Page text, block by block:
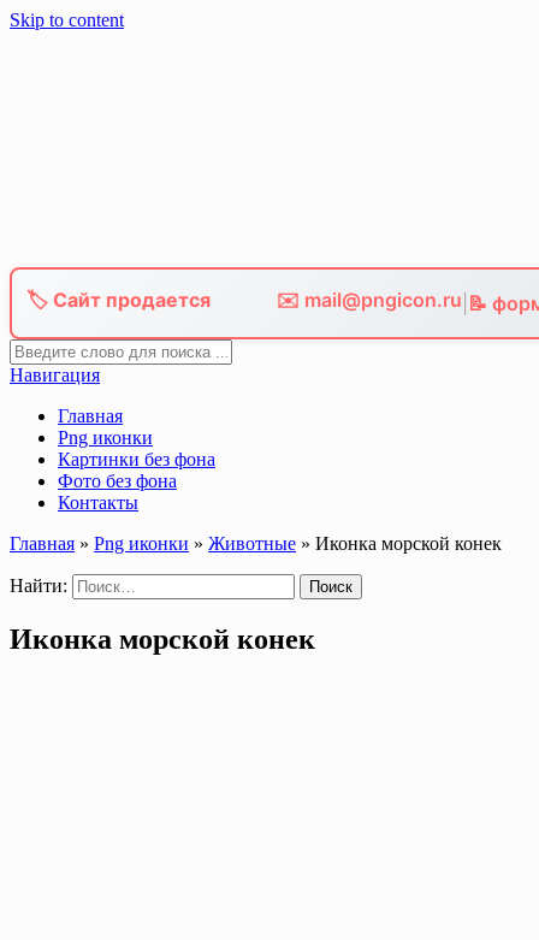
Skip to content
🏷️ Сайт продается ✉️ mail@pngicon.ru 📝
Навигация
Главная
Png иконки
Картинки без фона
Фото без фона
Контакты
Главная » Png иконки » Животные » Иконка морской конек
Найти:
Иконка морской конек